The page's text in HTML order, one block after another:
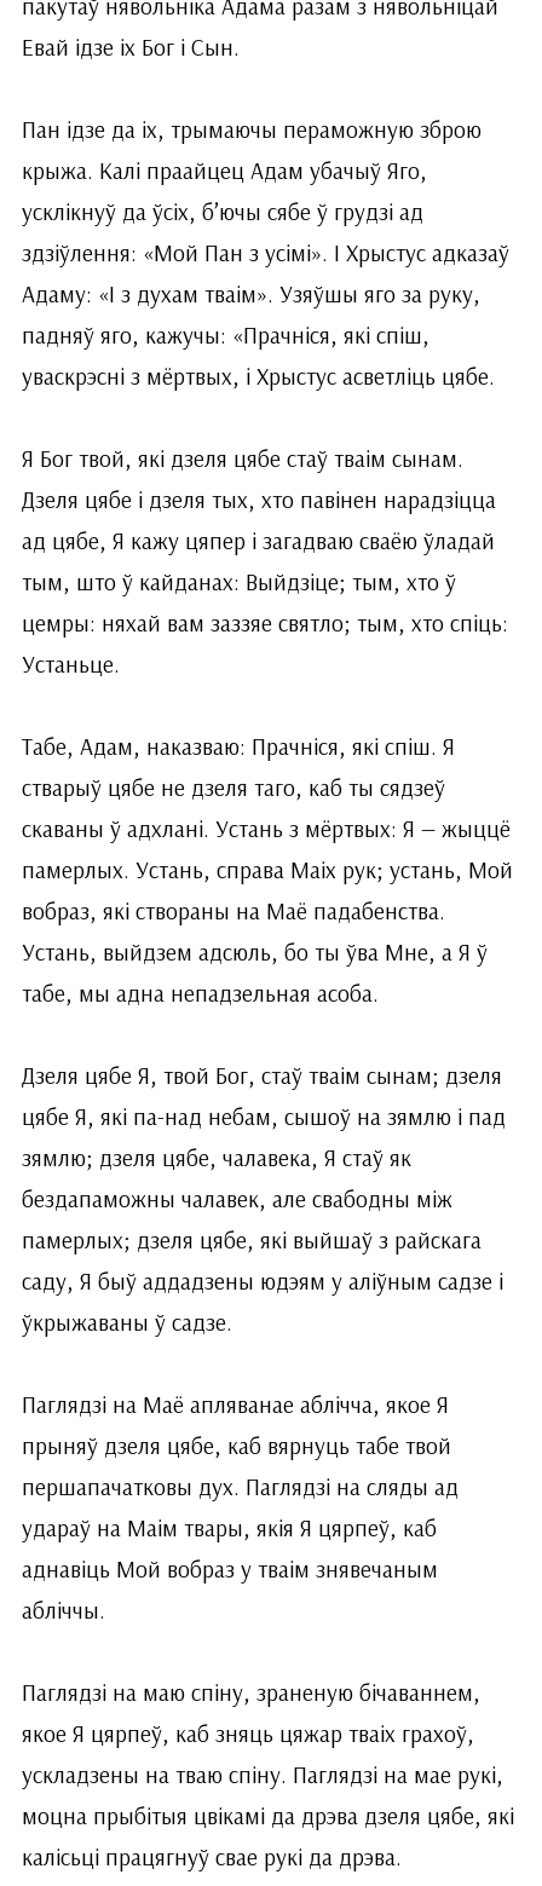
Евай ідзе іх Бог і Сын.
Пан ідзе да іх, трымаючы пераможную зброю
крыжа. Калі праайцец Адам убачыў Яго,
усклікнуў да ўсіх, б’ючы сябе ў грудзі ад
здзіўлення: «Мой Пан з усімі». І Хрыстус адказаў
Адаму: «І з духам тваім». Узяўшы яго за руку,
падняў яго, кажучы: «Прачніся, які спіш,
уваскрэсні з мёртвых, і Хрыстус асветліць цябе.
Я Бог твой, які дзеля цябе стаў тваім сынам.
Дзеля цябе і дзеля тых, хто павінен нарадзіцца
ад цябе, Я кажу цяпер і загадваю сваёю ўладай
тым, што ў кайданах: Выйдзіце; тым, хто ў
цемры: няхай вам заззяе святло; тым, хто спіць:
Устаньце.
Табе, Адам, наказваю: Прачніся, які спіш. Я
стварыў цябе не дзеля таго, каб ты сядзеў
скаваны ў адхлані. Устань з мёртвых: Я — жыццё
памерлых. Устань, справа Маіх рук; устань, Мой
вобраз, які створаны на Маё падабенства.
Устань, выйдзем адсюль, бо ты ўва Мне, а Я ў
табе, мы адна непадзельная асоба.
Дзеля цябе Я, твой Бог, стаў тваім сынам; дзеля
цябе Я, які па-над небам, сышоў на зямлю і пад
зямлю; дзеля цябе, чалавека, Я стаў як
бездапаможны чалавек, але свабодны між
памерлых; дзеля цябе, які выйшаў з райскага
саду, Я быў аддадзены юдэям у аліўным садзе і
ўкрыжаваны ў садзе.
Паглядзі на Маё апляванае аблічча, якое Я
прыняў дзеля цябе, каб вярнуць табе твой
першапачатковы дух. Паглядзі на сляды ад
удараў на Маім твары, якія Я цярпеў, каб
аднавіць Мой вобраз у тваім знявечаным
абліччы.
Паглядзі на маю спіну, зраненую бічаваннем,
якое Я цярпеў, каб зняць цяжар тваіх грахоў,
ускладзены на тваю спіну. Паглядзі на мае рукі,
моцна прыбітыя цвікамі да дрэва дзеля цябе, які
калісьці працягнуў свае рукі да дрэва.